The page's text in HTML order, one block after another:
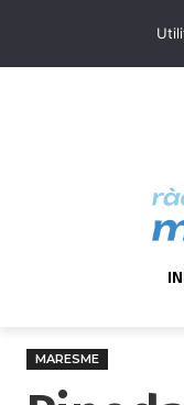
MARESME